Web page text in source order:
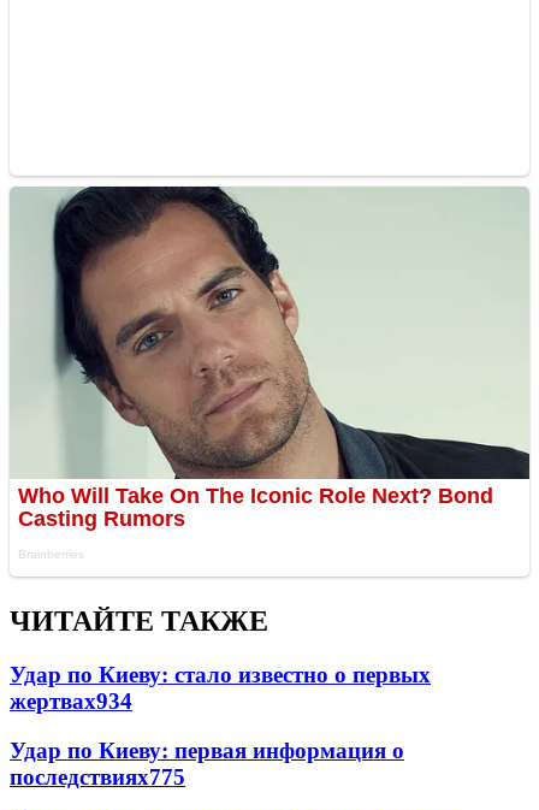
ЧИТАЙТЕ ТАКЖЕ
Удар по Киеву: стало известно о первых
жертвах934
Удар по Киеву: первая информация о
последствиях775